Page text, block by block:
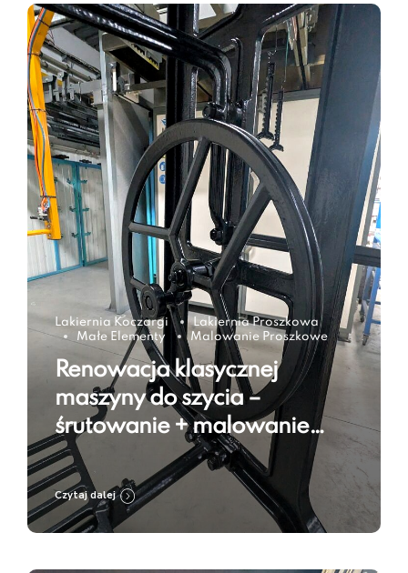
Lakiernia Koczargi
Lakiernia Proszkowa
Małe Elementy
Malowanie Proszkowe
Renowacja klasycznej
maszyny do szycia –
śrutowanie + malowanie
proszkowe w kolorze Jet
Black RAL 9005
Czytaj dalej